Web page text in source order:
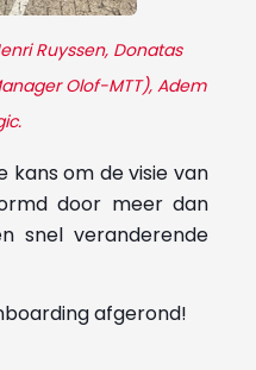
Ruyssen, Donatas
Olof-MTT), Adem
kans om de visie van
door meer dan
snel veranderende
afgerond!